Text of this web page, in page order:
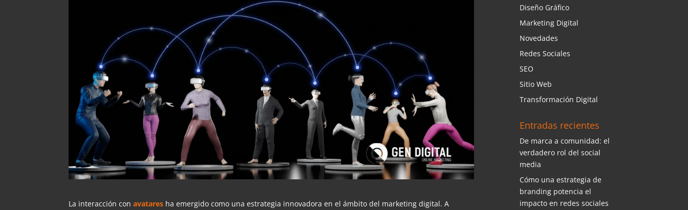
La interacción conavatares ha emergido como una estrategia innovadora en el ámbito del marketing digital. A
Diseño Gráfico
Marketing Digital
Novedades
Redes Sociales
SEO
Sitio Web
Transformación Digital
Entradas recientes
De marca a comunidad: el
verdadero rol del social
media
Cómo una estrategia de
branding potencia el
impacto en redes sociales